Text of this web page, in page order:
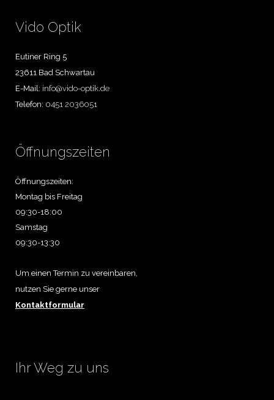
Vido Optik
Eutiner Ring 5
23611 Bad Schwartau
E-Mail: info@vido-optik.de
Telefon: 0451 2036051
Öffnungszeiten
Öffnungszeiten:
Montag bis Freitag
09:30-18:00
Samstag
09:30-13:30
Um einen Termin zu vereinbaren,
nutzen Sie gerne unser
Kontaktformular
Ihr Weg zu uns